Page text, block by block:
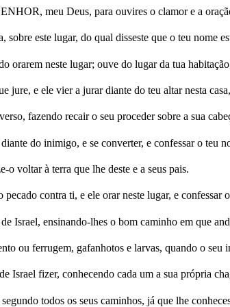
meu Deus, para ouvires o clamor e a
sobre este lugar, do qual disseste que o teu nome
orarem neste lugar; ouve do lugar da tua
jure, e ele vier a jurar diante do teu altar nesta casa,
fazendo recair o seu proceder sobre a sua
do inimigo, e se converter, e confessar o teu
o voltar à terra que lhe deste e a seus pais.
contra ti, e ele orar neste lugar, e
Israel, ensinando-lhes o bom caminho em que
ou ferrugem, gafanhotos e larvas, quando o
fizer, conhecendo cada um a sua própria
todos os seus caminhos, já que lhe